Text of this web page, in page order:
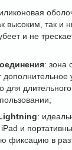
высоким, так и
и не
: зона
для
:
и
фиксацию в